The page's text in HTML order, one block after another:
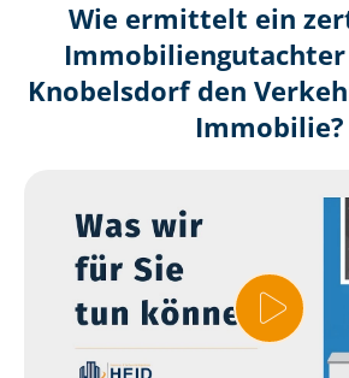
Wie ermittelt ein
Immobilien­gutachter
Knobelsdorf den
Immobilie?